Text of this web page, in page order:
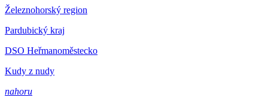
Železnohorský region
Pardubický kraj
DSO Heřmanoměstecko
Kudy z nudy
nahoru